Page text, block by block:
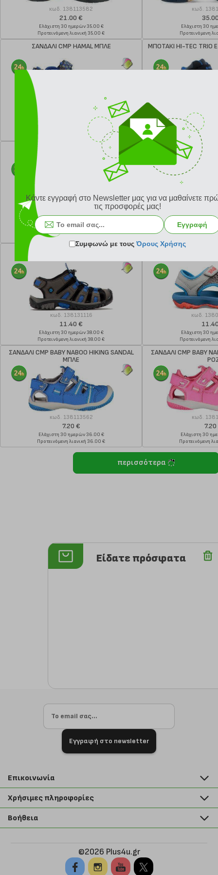
κωδ. 138113582
21.00 €
Ελάχιστη 30 ημερών 35.00 €
Προτεινόμενη λιανική 35.00 €
κωδ.
Ελάχιστη 30
Προτεινόμενη
ΣΑΝΔΑΛΙ CMP HAMAL ΜΠΛΕ
Ελάχιστη 30 ημερών 35.00 €
Προτεινόμενη λιανική 35.00 €
ΜΠΟΤΑΚΙ HI-TEC TRIO
κωδ.
Ελάχιστη 30
Προτεινόμενη
ΜΠΟΤΑ HELLY HANSEN JK VARANGER
24.00 €
Ελάχιστη 30 ημερών 80.00 €
Προτεινόμενη λιανική 80.00 €
ΣΑΝΔΑΛΙ TEVA
Ελάχιστη 30
ΣΑΝΔΑΛΙ HI-TEC COVE SPORT JR ΓΚΡΙ
κωδ. 138131116
11.40 €
Ελάχιστη 30 ημερών 38.00 €
Προτεινόμενη λιανική 38.00 €
ΣΑΝΔΑΛΙ TEVA
κωδ.
Ελάχιστη 30
Προτεινόμενη
ΣΑΝΔΑΛΙ CMP BABY NABOO HIKING SANDAL
ΜΠΛΕ
κωδ. 138113562
7.20 €
Ελάχιστη 30 ημερών 36.00 €
Προτεινόμενη λιανική 36.00 €
ΣΑΝΔΑΛΙ CMP BABY
κωδ.
Ελάχιστη 30
Προτεινόμενη
περισσότερα
Είδατε πρόσφατα
Εγγραφή στο newsletter
Επικοινωνία
211 2000 700
info@plus4u.gr
Χρήσιμες πληροφορίες
Η εταιρία
Σημεία παραλαβής
Βοήθεια
Τρόποι παραγγελίας
Τρόποι πληρωμής
©2026 Plus4u.gr
Κάντε εγγραφή στο Newsletter μας για να μαθαίνετε
τις προσφορές μας!
Εγγραφή
Συμφωνώ με τουςΌρους Χρήσης